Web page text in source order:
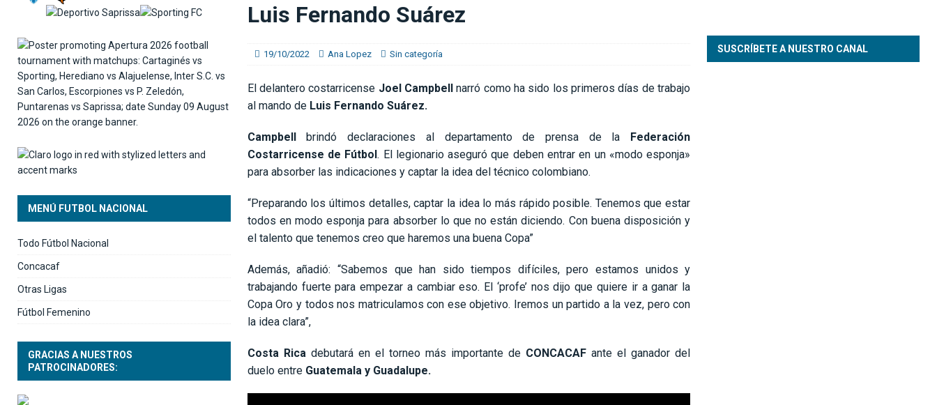
Luis Fernando Suárez
19/10/2022 Ana Lopez Sin categoría
El delantero costarricense Joel Campbell narró como ha sido los primeros días de trabajo
al mando de Luis Fernando Suárez.
Campbellbrindó declaraciones al departamento de prensa de la Federación
Costarricense de Fútbol. El legionario aseguró que deben entrar en un «modo esponja»
para absorber las indicaciones y captar la idea del técnico colombiano.
“Preparando los últimos detalles, captar la idea lo más rápido posible. Tenemos que estar
todos en modo esponja para absorber lo que no están diciendo. Con buena disposición y
el talento que tenemos creo que haremos una buena Copa”
Además, añadió: “Sabemos que han sido tiempos difíciles, pero estamos unidos y
trabajando fuerte para empezar a cambiar eso. El ‘profe’ nos dijo que quiere ir a ganar la
Copa Oro y todos nos matriculamos con ese objetivo. Iremos un partido a la vez, pero con
la idea clara”,
Costa Ricadebutará en el torneo más importante de CONCACAF ante el ganador del
duelo entre Guatemala y Guadalupe.
MENÚ FUTBOL NACIONAL
Todo Fútbol Nacional
Concacaf
Otras Ligas
Fútbol Femenino
GRACIAS A NUESTROS
PATROCINADORES:
SUSCRÍBETE A NUESTRO CANAL